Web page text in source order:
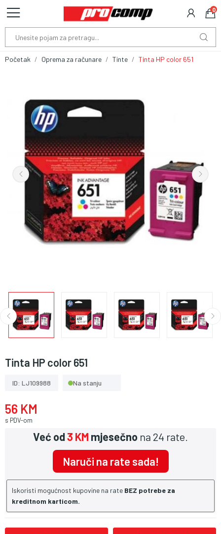
0
Početak Oprema za računare Tinte Tinta HP color 651
Tinta HP color 651
ID: LJ109988 Na stanju
56 KM
s PDV-om
Već od3 KM mjesečno na 24 rate.
Naruči na rate sada!
Iskoristi mogućnost kupovine na rate BEZ potrebe za
kreditnom karticom.